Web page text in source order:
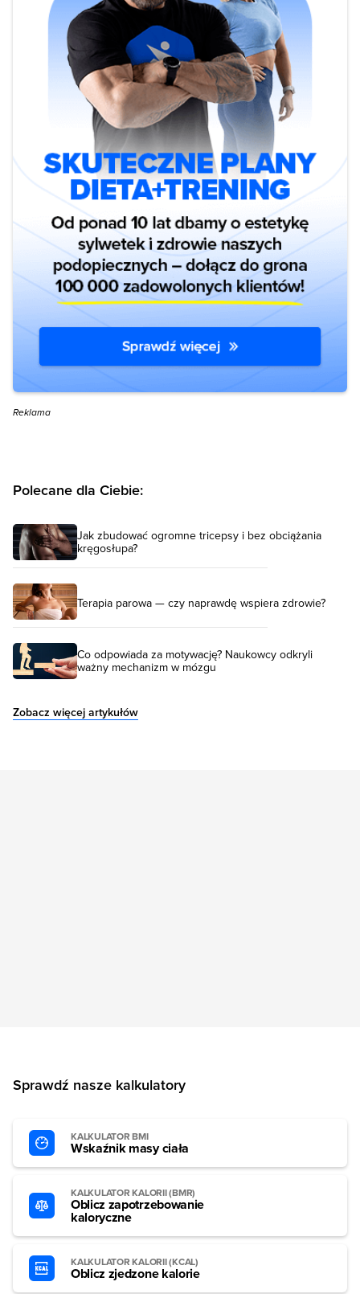
Reklama
Polecane dla Ciebie:
Jak zbudować ogromne tricepsy i bez obciążania
kręgosłupa?
Terapia parowa — czy naprawdę wspiera zdrowie?
Co odpowiada za motywację? Naukowcy odkryli
ważny mechanizm w mózgu
Zobacz więcej artykułów
Sprawdź nasze kalkulatory
KALKULATOR BMI
Wskaźnik masy ciała
KALKULATOR KALORII (BMR)
Oblicz zapotrzebowanie
kaloryczne
KALKULATOR KALORII (KCAL)
Oblicz zjedzone kalorie